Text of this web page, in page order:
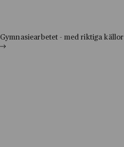
Gymnasiearbetet - med riktiga källor